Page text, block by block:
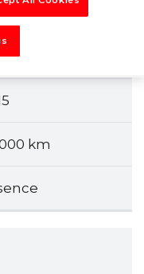
1.4T
km